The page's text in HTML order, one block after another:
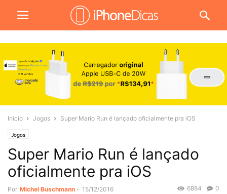
Início Jogos Super Mario Run é lançado oficialmente pra iOS
Jogos
Super Mario Run é lançado
oficialmente pra iOS
Por Michel Buschmann - 15/12/2016 0
6884